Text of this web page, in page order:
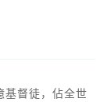
基督徒，佔全世